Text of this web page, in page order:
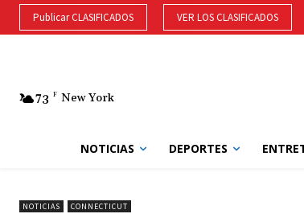
Publicar CLASIFICADOS VER LOS CLASIFICADOS
73 F New York
NOTICIAS DEPORTES
NOTICIAS CONNECTICUT